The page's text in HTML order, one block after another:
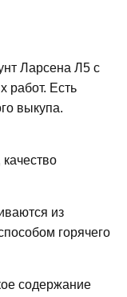
Ларсена Л5 с
работ. Есть
выкупа.
из
горячего
содержание